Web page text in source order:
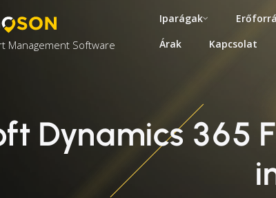
Management Software
Iparágak
Árak
Kapcsolat
Dynamics 365